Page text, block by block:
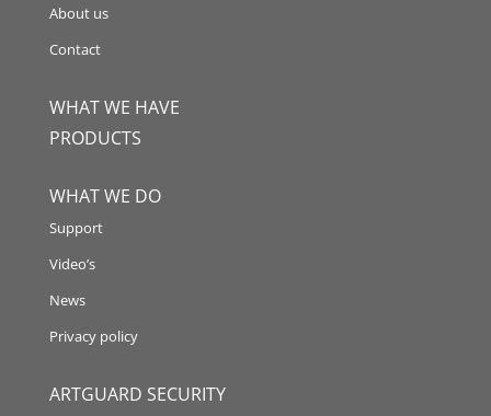
About us
Contact
WHAT WE HAVE
PRODUCTS
WHAT WE DO
Support
Video’s
News
Privacy policy
ARTGUARD SECURITY